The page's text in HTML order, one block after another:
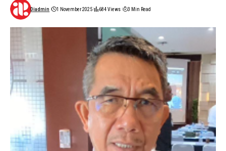
Diadmin 1 November 2025 684 Views 3 Min Read